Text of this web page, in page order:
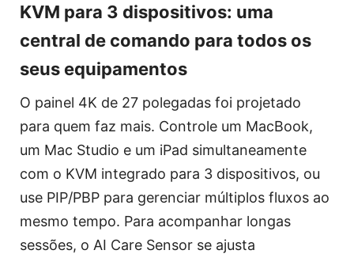
KVM para 3 dispositivos: uma
central de comando para todos os
seus equipamentos
O painel 4K de 27 polegadas foi projetado
para quem faz mais. Controle um MacBook,
um Mac Studio e um iPad simultaneamente
com o KVM integrado para 3 dispositivos, ou
use PIP/PBP para gerenciar múltiplos fluxos ao
mesmo tempo. Para acompanhar longas
sessões, o AI Care Sensor se ajusta